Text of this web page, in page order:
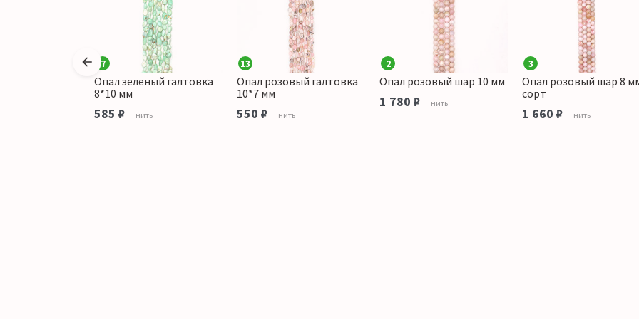
7
Опал зеленый галтовка
8*10 мм
585 ₽ нить
13
Опал розовый галтовка
10*7 мм
550 ₽ нить
2
Опал розовый шар 10 мм
1 780 ₽ нить
3
Опал розовый шар 8
сорт
1 660 ₽ нить